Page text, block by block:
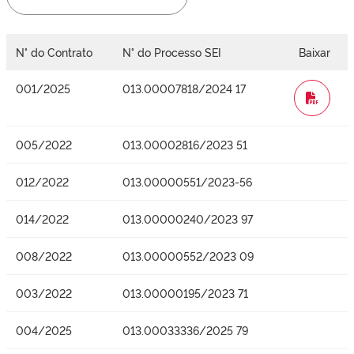
N° do Contrato N° do Processo SEI Baixar
001/2025 013.00007818/2024 17
WORD
005/2022 013.00002816/2023 51
012/2022 013.00000551/2023-56
014/2022 013.00000240/2023 97
008/2022 013.00000552/2023 09
003/2022 013.00000195/2023 71
004/2025 013.00033336/2025 79